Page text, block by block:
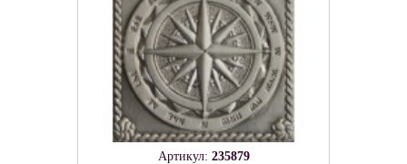
Артикул: 235879